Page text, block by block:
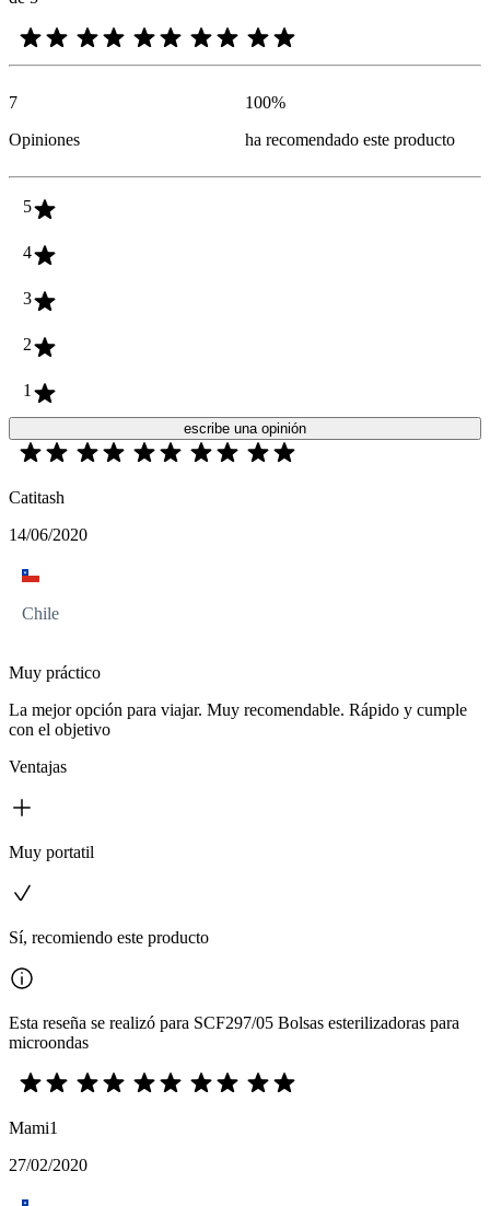
7
Opiniones
100%
ha recomendado este producto
5
4
3
2
1
escribe una opinión
Catitash
14/06/2020
Chile
Muy práctico
La mejor opción para viajar. Muy recomendable. Rápido y cumple
con el objetivo
Ventajas
Muy portatil
Sí, recomiendo este producto
Esta reseña se realizó para SCF297/05 Bolsas esterilizadoras para
microondas
Mami1
27/02/2020